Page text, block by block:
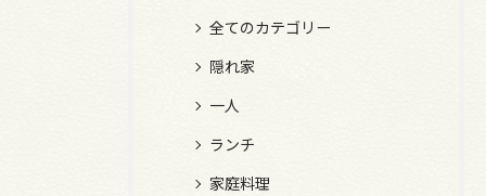
全てのカテゴリー
隠れ家
一人
ランチ
家庭料理